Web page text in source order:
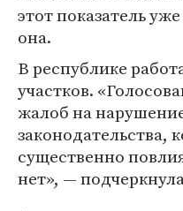
этот показатель
она.
В республике
участков.
жалоб на
законодательства,
существенно
нет», —